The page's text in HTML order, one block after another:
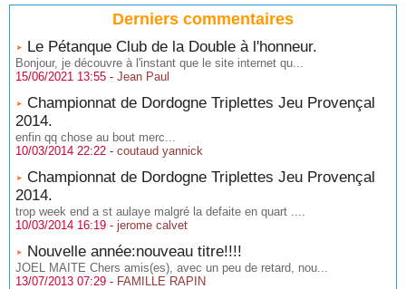
Derniers commentaires
Le Pétanque Club de la Double à l'honneur.
Bonjour, je découvre à l'instant que le site internet qu...
15/06/2021 13:55 - Jean Paul
Championnat de Dordogne Triplettes Jeu Provençal
2014.
enfin qq chose au bout merc...
10/03/2014 22:22 - coutaud yannick
Championnat de Dordogne Triplettes Jeu Provençal
2014.
trop week end a st aulaye malgré la defaite en quart ....
10/03/2014 16:19 - jerome calvet
Nouvelle année:nouveau titre!!!!
JOEL MAITE Chers amis(es), avec un peu de retard, nou...
13/07/2013 07:29 - FAMILLE RAPIN